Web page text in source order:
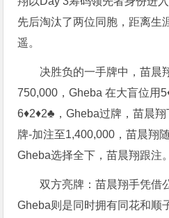
先后淘汰了两位同胞，距离生
遥。
决胜负的一手牌中，苗晨
750,000，Gheba 在大盲位用
6♦2♦2♣，Gheba过牌，苗晨
牌-加注至1,400,000，苗晨翔
Gheba选择全下，苗晨翔跟注。
双方亮牌：苗晨翔手凭借
Gheba则是同时拥有同花和顺